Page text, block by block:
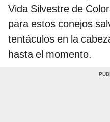
Vida Silvestre de
para estos conejos
tentáculos en la
hasta el momento.